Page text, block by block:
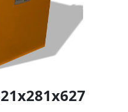
69с1